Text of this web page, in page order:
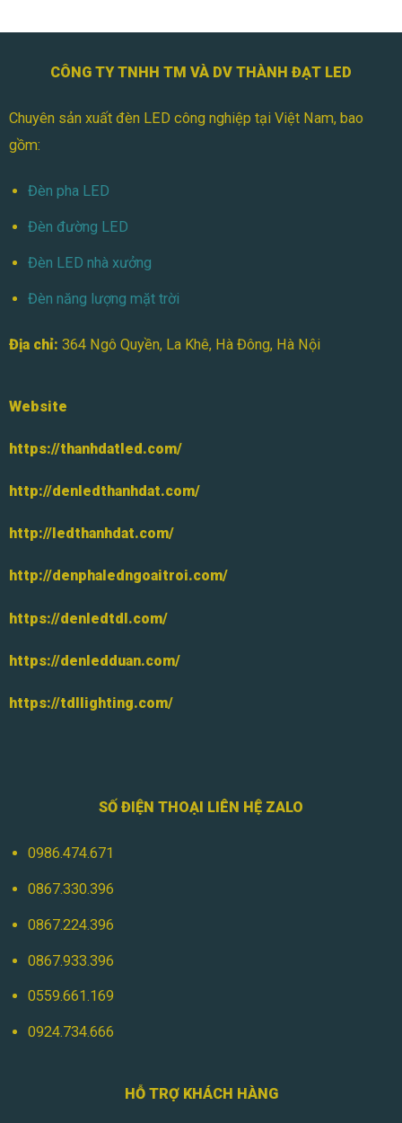
Sân
CÔNG TY TNHH TM VÀ DV THÀNH ĐẠT LED
Chuyên sản xuất đèn LED công nghiệp tại Việt Nam, bao
gồm:
Đèn pha LED
Đèn đường LED
Đèn LED nhà xưởng
Đèn năng lượng mặt trời
Địa chỉ: 364 Ngô Quyền, La Khê, Hà Đông, Hà Nội
Website
https://thanhdatled.com/
http://denledthanhdat.com/
http://ledthanhdat.com/
http://denphaledngoaitroi.com/
https://denledtdl.com/
https://denledduan.com/
https://tdllighting.com/
SỐ ĐIỆN THOẠI LIÊN HỆ ZALO
0986.474.671
0867.330.396
0867.224.396
0867.933.396
0559.661.169
0924.734.666
HỖ TRỢ KHÁCH HÀNG